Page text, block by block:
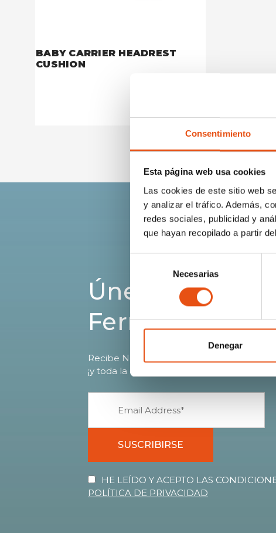
Consentimiento
Esta página web usa cookies
Las cookies de este sitio web
y analizar el tráfico. Además,
redes sociales, publicidad y
que hayan recopilado a partir
consentimiento
Necesarias
Denegar
BABY CARRIER HEADREST
CUSHION
Únete a la
Ferrino.
Recibe Novedades, Avances, Ofertas
¡y toda la calidez del mundo Ferrino!
SUSCRIBIRSE
HE LEÍDO Y ACEPTO LAS
POLÍTICA DE PRIVACIDAD